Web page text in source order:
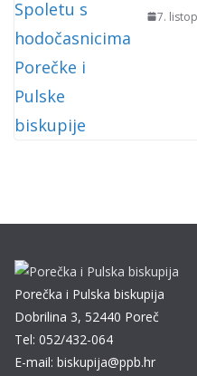
7.
Porečka i Pulska biskupija
Dobrilina 3, 52440 Poreč
Tel: 052/432-064
E-mail: biskupija@ppb.hr